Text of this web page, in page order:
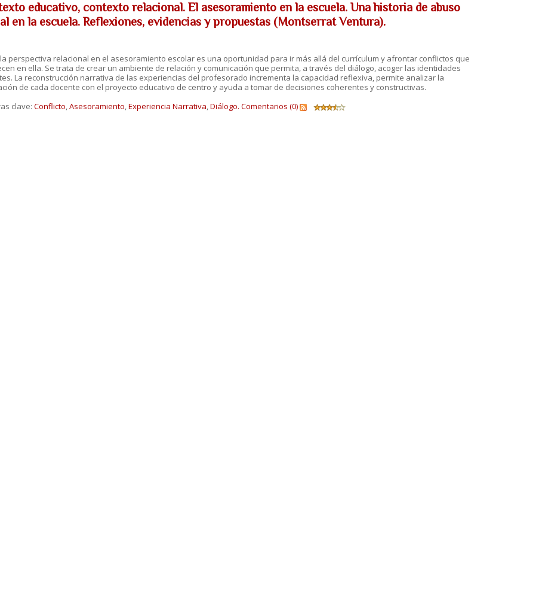
educativo, contexto relacional. El asesoramiento en la escuela. Una historia de abuso
en la escuela. Reflexiones, evidencias y propuestas (Montserrat Ventura).
perspectiva relacional en el asesoramiento escolar es una oportunidad para ir más allá del currículum y afrontar conflictos que
en ella. Se trata de crear un ambiente de relación y comunicación que permita, a través del diálogo, acoger las identidades
La reconstrucción narrativa de las experiencias del profesorado incrementa la capacidad reflexiva, permite analizar la
de cada docente con el proyecto educativo de centro y ayuda a tomar de decisiones coherentes y constructivas.
clave: Conflicto,Asesoramiento,Experiencia Narrativa,Diálogo. Comentarios (0)